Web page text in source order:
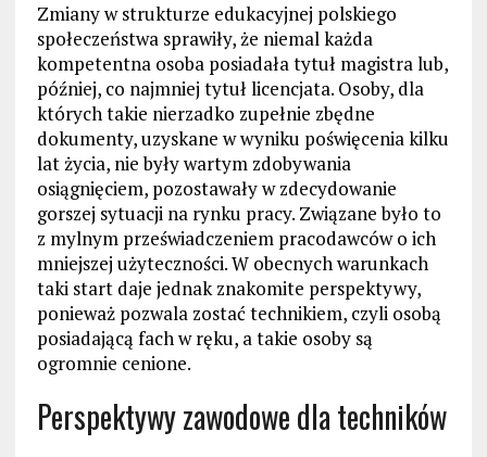
Zmiany w strukturze edukacyjnej polskiego
społeczeństwa sprawiły, że niemal każda
kompetentna osoba posiadała tytuł magistra lub,
później, co najmniej tytuł licencjata. Osoby, dla
których takie nierzadko zupełnie zbędne
dokumenty, uzyskane w wyniku poświęcenia kilku
lat życia, nie były wartym zdobywania
osiągnięciem, pozostawały w zdecydowanie
gorszej sytuacji na rynku pracy. Związane było to
z mylnym przeświadczeniem pracodawców o ich
mniejszej użyteczności. W obecnych warunkach
taki start daje jednak znakomite perspektywy,
ponieważ pozwala zostać technikiem, czyli osobą
posiadającą fach w ręku, a takie osoby są
ogromnie cenione.
Perspektywy zawodowe dla techników